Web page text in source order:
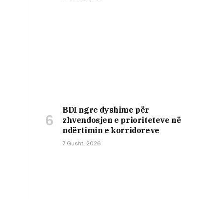
BDI ngre dyshime për
zhvendosjen e prioriteteve në
ndërtimin e korridoreve
7 Gusht, 2026